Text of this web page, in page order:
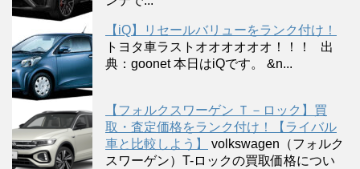
【iQ】リセールバリューをランク付け！
トヨタ車ラストオオオオオオ！！！ 出
典：goonet 本日はiQです。 &n...
【フォルクスワーゲン Ｔ－ロック】買
取・査定価格をランク付け！【ライバル
車と比較しよう】
volkswagen（フォルク
スワーゲン）T-ロックの買取価格につい